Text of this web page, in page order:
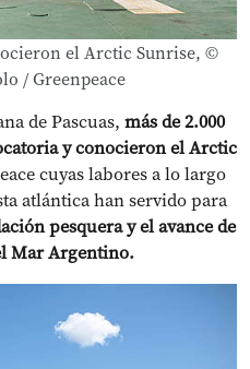
el Arctic Sunrise, ©
/ Greenpeace
de Pascuas, más de 2.000
y conocieron el Arctic
cuyas labores a lo largo
atlántica han servido para
pesquera y el avance de
Mar Argentino.